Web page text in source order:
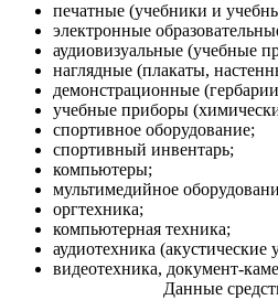
печатные (учебники и
электронные
аудиовизуальные (учебные
наглядные (плакаты,
демонстрационные
учебные приборы
спортивное оборудование;
спортивный инвентарь;
компьютеры;
мультимедийное
оргтехника;
компьютерная техника;
аудиотехника
Данные средства